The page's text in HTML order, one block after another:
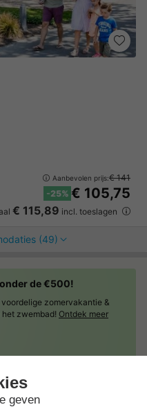
Aanbevolen prijs:€ 141
-25% € 105,75
€ 115,89 incl. toeslagen
(49)
de €500!
zomervakantie &
het zwembad! Ontdek meer